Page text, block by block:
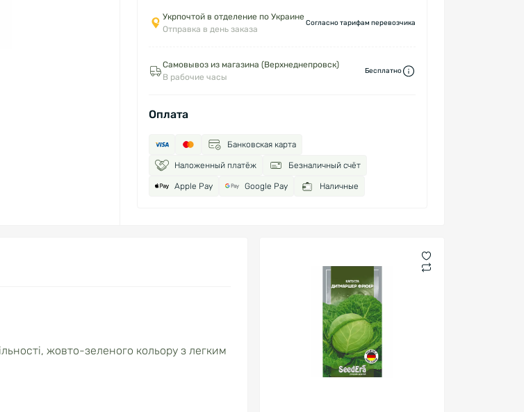
Укрпочтой в отделение по Украине
Отправка в день заказа
Согласно тарифам перевозчика
Самовывоз из магазина (Верхнеднепровск)
В рабочие часы
Бесплатно
Оплата
Банковская карта
Наложенный платёж Безналичный счёт
Apple Pay Google Pay Наличные
жовто-зеленого кольору з легким